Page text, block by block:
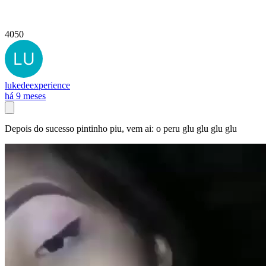
4050
lukedeexperience
há 9 meses
Depois do sucesso pintinho piu, vem ai: o peru glu glu glu glu